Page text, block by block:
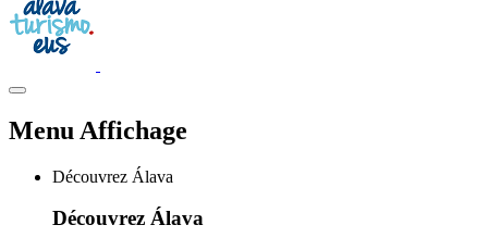
Menu Affichage
Découvrez Álava
Découvrez Álava